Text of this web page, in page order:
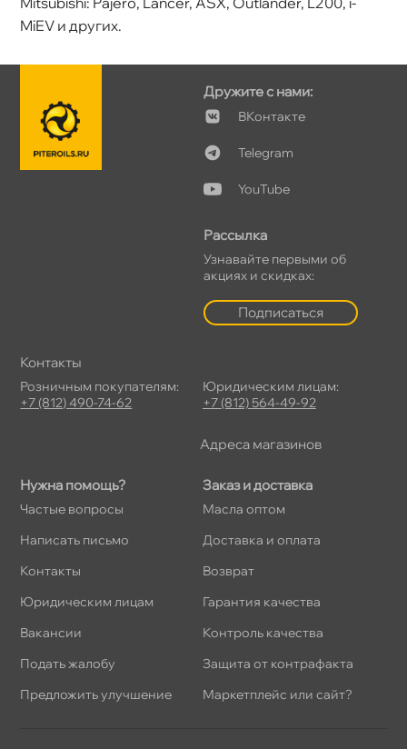
MiEV и других.
Нужна помощь?
Частые вопросы
Написать письмо
Контакты
Юридическим лицам
акансии
Подать жалобу
Предложить улучшение
Заказ и доставка
Масла оптом
Доставка и оплата
озврат
Гарантия качества
Контроль качества
Защита от контрафакта
Маркетплейс или сайт?
Дружите с нами:
Контакте
Telegram
YouTube
Рассылка
Узнавайте первыми о
акциях и скидках:
Подписаться
Контакты
Розничным покупателям:
+7 (812) 490-74-62
Юридическим лицам:
+7 (812) 564-49-92
Адреса магазино